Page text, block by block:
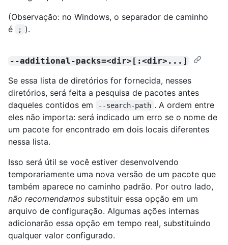
(Observação: no Windows, o separador de caminho
é
; ).
--additional-packs=<dir>[:<dir>...]
Se essa lista de diretórios for fornecida, nesses
diretórios, será feita a pesquisa de pacotes antes
daqueles contidos em
--search-path . A ordem entre
eles não importa: será indicado um erro se o nome de
um pacote for encontrado em dois locais diferentes
nessa lista.
Isso será útil se você estiver desenvolvendo
temporariamente uma nova versão de um pacote que
também aparece no caminho padrão. Por outro lado,
não recomendamos substituir essa opção em um
arquivo de configuração. Algumas ações internas
adicionarão essa opção em tempo real, substituindo
qualquer valor configurado.